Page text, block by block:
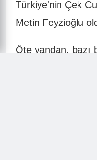
Türkiye'nin Çek
Metin Feyzioğlu
Öte yandan, bazı